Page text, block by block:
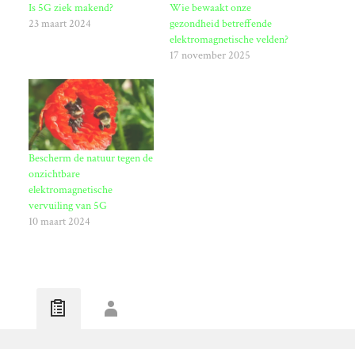
Is 5G ziek makend?
23 maart 2024
Wie bewaakt onze
gezondheid betreffende
elektromagnetische velden?
17 november 2025
Bescherm de natuur tegen de
onzichtbare
elektromagnetische
vervuiling van 5G
10 maart 2024